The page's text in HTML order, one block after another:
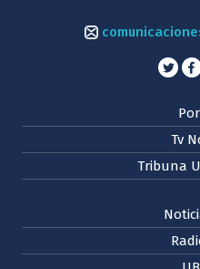
Tv
Tribuna